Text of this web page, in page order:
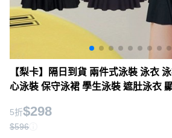
【梨卡】隔日到貨 兩件式泳裝 泳衣
心泳裝 保守泳裙 學生泳裝 遮肚泳衣
5折$298
$596